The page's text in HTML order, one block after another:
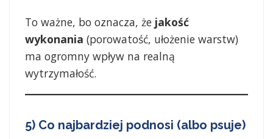
To ważne, bo oznacza, że jakość
wykonania (porowatość, ułożenie warstw)
ma ogromny wpływ na realną
wytrzymałość.
5) Co najbardziej podnosi (albo psuje)